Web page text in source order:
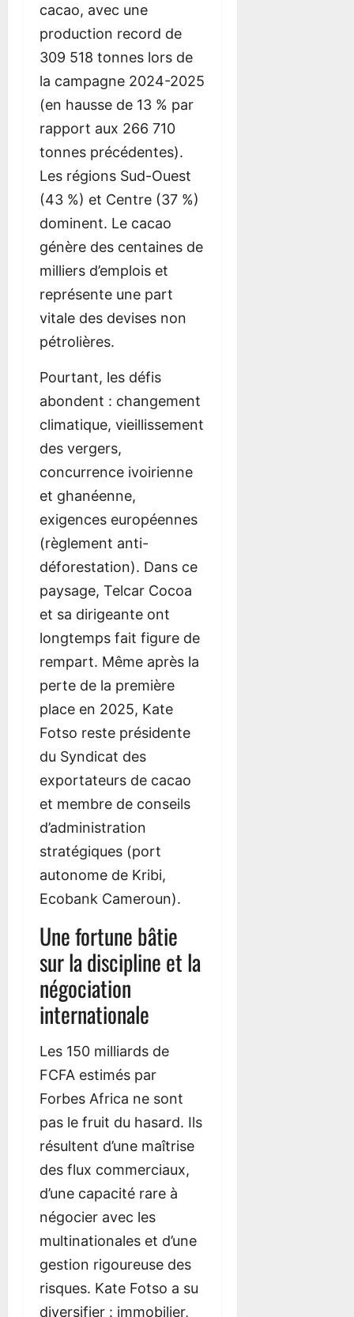
cacao, avec une
production record de
309 518 tonnes lors de
la campagne 2024-2025
(en hausse de 13 % par
rapport aux 266 710
tonnes précédentes).
Les régions Sud-Ouest
(43 %) et Centre (37 %)
dominent. Le cacao
génère des centaines de
milliers d’emplois et
représente une part
vitale des devises non
pétrolières.
Pourtant, les défis
abondent : changement
climatique, vieillissement
des vergers,
concurrence ivoirienne
et ghanéenne,
exigences européennes
(règlement anti-
déforestation). Dans ce
paysage, Telcar Cocoa
et sa dirigeante ont
longtemps fait figure de
rempart. Même après la
perte de la première
place en 2025, Kate
Fotso reste présidente
du Syndicat des
exportateurs de cacao
et membre de conseils
d’administration
stratégiques (port
autonome de Kribi,
Ecobank Cameroun).
Une fortune bâtie
sur la discipline et la
négociation
internationale
Les 150 milliards de
FCFA estimés par
Forbes Africa ne sont
pas le fruit du hasard. Ils
résultent d’une maîtrise
des flux commerciaux,
d’une capacité rare à
négocier avec les
multinationales et d’une
gestion rigoureuse des
risques. Kate Fotso a su
diversifier : immobilier,